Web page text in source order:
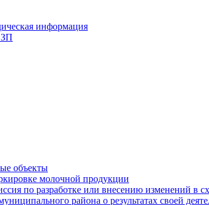
информация
объекты
молочной продукции
по разработке или внесению изменений в
района о результатах своей